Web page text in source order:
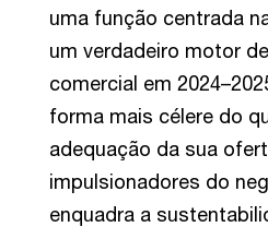
uma função centrada
um verdadeiro motor
comercial em
forma mais célere do
adequação da sua
impulsionadores do
enquadra a